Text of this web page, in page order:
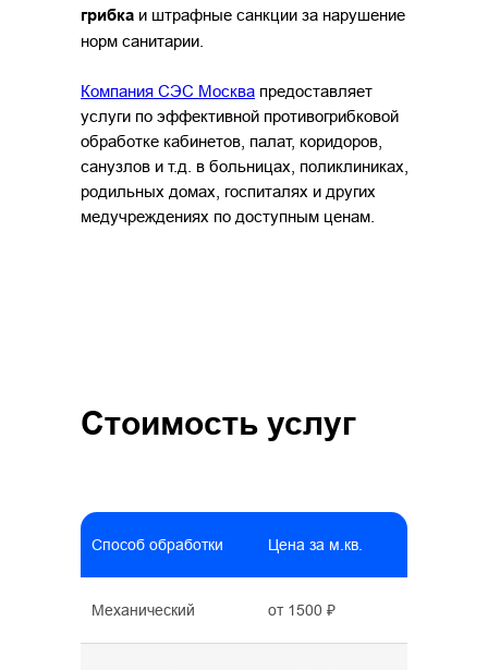
грибка и штрафные санкции за нарушение
норм санитарии.
Компания СЭС Москва предоставляет
услуги по эффективной противогрибковой
обработке кабинетов, палат, коридоров,
санузлов и т.д. в больницах, поликлиниках,
родильных домах, госпиталях и других
медучреждениях по доступным ценам.
Стоимость услуг
Способ обработки Цена за м.кв.
Механический от 1500 ₽